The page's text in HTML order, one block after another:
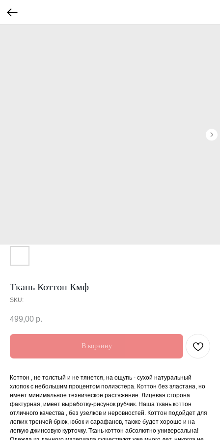
Ткань Коттон Кмф
SKU:
499,00 р.
В корзину
Коттон , не толстый и не тянется, на ощупь - сухой натуральный
хлопок с небольшим процентом полиэстера. Коттон без эластана, но
имеет минимальное техническое растяжение. Лицевая сторона
фактурная, имеет выработку-рисунок рубчик. Наша ткань коттон
отличного качества , без узелков и неровностей. Коттон подойдет для
легких тренчей брюк, юбок и сарафанов, также будет хорошо и на
легкую джинсовую курточку. Ткань коттон абсолютно универсальна!